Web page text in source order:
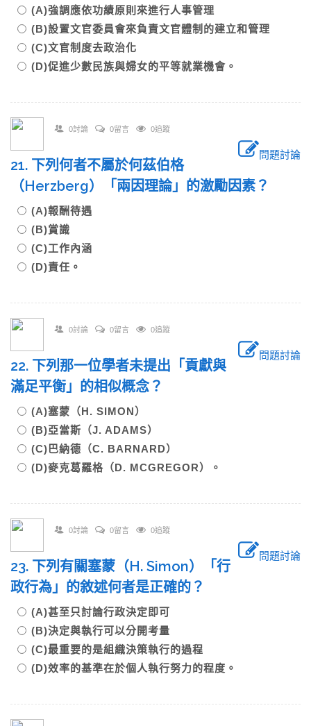
(A)強調應依功績原則來進行人事管理
(B)設置文官委員會來負責文官體制的建立和管理
(C)文官制度去政治化
(D)促進少數民族與婦女的平等就業機會。
0討論 0留言 0追蹤
問題討論
21. 下列何者不屬於何茲伯格
（Herzberg）「兩因理論」的激勵因素？
(A)報酬待遇
(B)賞識
(C)工作內涵
(D)責任。
0討論 0留言 0追蹤
問題討論
22. 下列那一位學者未提出「貢獻與
滿足平衡」的相似概念？
(A)塞蒙（H. SIMON）
(B)亞當斯（J. ADAMS）
(C)巴納德（C. BARNARD）
(D)麥克葛羅格（D. MCGREGOR）。
0討論 0留言 0追蹤
問題討論
23. 下列有關塞蒙（H. Simon）「行
政行為」的敘述何者是正確的？
(A)甚至只討論行政決定即可
(B)決定與執行可以分開考量
(C)最重要的是組織決策執行的過程
(D)效率的基準在於個人執行努力的程度。